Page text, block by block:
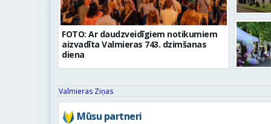
FOTO: Ar daudzveidīgiem notikumiem
aizvadīta Valmieras 743. dzimšanas
diena
Valmieras Ziņas
Mūsu partneri